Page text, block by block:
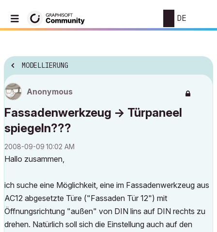
DE
MODELLIERUNG
Anonymous
Fassadenwerkzeug -> Türpaneel
spiegeln???
‎2008-09-09 10:02 AM
Hallo zusammen,
ich suche eine Möglichkeit, eine im Fassadenwerkzeug aus
AC12 abgesetzte Türe ("Fassaden Tür 12") mit
Öffnungsrichtung "außen" von DIN lins auf DIN rechts zu
drehen. Natürlich soll sich die Einstellung auch auf den